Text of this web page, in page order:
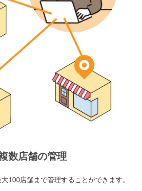
数店舗の管理
100店舗まで管理することができます。